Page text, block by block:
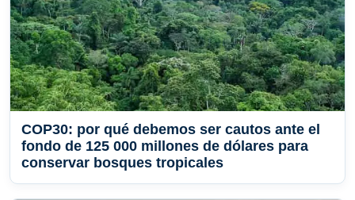
COP30: por qué debemos ser cautos ante el
fondo de 125 000 millones de dólares para
conservar bosques tropicales